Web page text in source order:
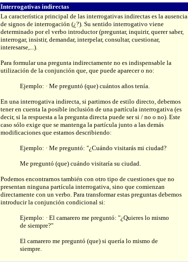
Interrogativas indirectas
La característica principal de las interrogativas indirectas es la ausencia
de signos de interrogación (¿?). Su sentido interrogativo viene
determinado por el verbo introductor (preguntar, inquirir, querer saber,
interrogar, insistir, demandar, interpelar, consultar, cuestionar,
interesarse,...).
Para formular una pregunta indirectamente no es indispensable la
utilización de la conjunción que, que puede aparecer o no:
Ejemplo: · Me preguntó (que) cuántos años tenía.
En una interrogativa indirecta, si partimos de estilo directo, debemos
tener en cuenta la posible inclusión de una partícula interrogativa (es
decir, si la respuesta a la pregunta directa puede ser si / no o no). Este
caso sólo exige que se mantenga la partícula junto a las demás
modificaciones que estamos describiendo:
Ejemplo: · Me preguntó: "¿Cuándo visitarás mi ciudad?
Me preguntó (que) cuándo visitaría su ciudad.
Podemos encontrarnos también con otro tipo de cuestiones que no
presentan ninguna partícula interrogativa, sino que comienzan
directamente con un verbo. Para transformar estas preguntas debemos
introducir la conjunción condicional si:
Ejemplo: · El camarero me preguntó: "¿Quieres lo mismo
de siempre?"
El camarero me preguntó (que) si quería lo mismo de
siempre.